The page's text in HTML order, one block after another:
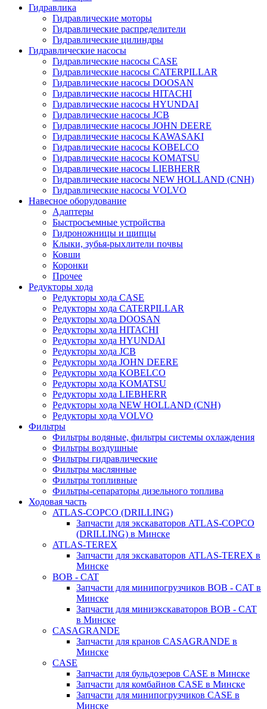
Гидравлика
Гидравлические моторы
Гидравлические распределители
Гидравлические цилиндры
Гидравлические насосы
Гидравлические насосы CASE
Гидравлические насосы CATERPILLAR
Гидравлические насосы DOOSAN
Гидравлические насосы HITACHI
Гидравлические насосы HYUNDAI
Гидравлические насосы JCB
Гидравлические насосы JOHN DEERE
Гидравлические насосы KAWASAKI
Гидравлические насосы KOBELCO
Гидравлические насосы KOMATSU
Гидравлические насосы LIEBHERR
Гидравлические насосы NEW HOLLAND (CNH)
Гидравлические насосы VOLVO
Навесное оборудование
Адаптеры
Быстросъемные устройства
Гидроножницы и щипцы
Клыки, зубья-рыхлители почвы
Ковши
Коронки
Прочее
Редукторы хода
Редукторы хода CASE
Редукторы хода CATERPILLAR
Редукторы хода DOOSAN
Редукторы хода HITACHI
Редукторы хода HYUNDAI
Редукторы хода JCB
Редукторы хода JOHN DEERE
Редукторы хода KOBELCO
Редукторы хода KOMATSU
Редукторы хода LIEBHERR
Редукторы хода NEW HOLLAND (CNH)
Редукторы хода VOLVO
Фильтры
Фильтры водяные, фильтры системы охлаждения
Фильтры воздушные
Фильтры гидравлические
Фильтры маслянные
Фильтры топливные
Фильтры-сепараторы дизельного топлива
Ходовая часть
ATLAS-COPCO (DRILLING)
Запчасти для экскаваторов ATLAS-COPCO
(DRILLING) в Минске
ATLAS-TEREX
Запчасти для экскаваторов ATLAS-TEREX в
Минске
BOB - CAT
Запчасти для минипогрузчиков BOB - CAT в
Минске
Запчасти для миниэкскаваторов BOB - CAT
в Минске
CASAGRANDE
Запчасти для кранов CASAGRANDE в
Минске
CASE
Запчасти для бульдозеров CASE в Минске
Запчасти для комбайнов CASE в Минске
Запчасти для минипогрузчиков CASE в
Минске